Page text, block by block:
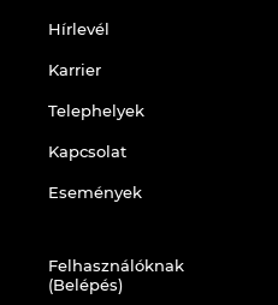
Hírlevél
Karrier
Telephelyek
Kapcsolat
Események
Felhasználóknak
(Belépés)
Israel
Lithuania